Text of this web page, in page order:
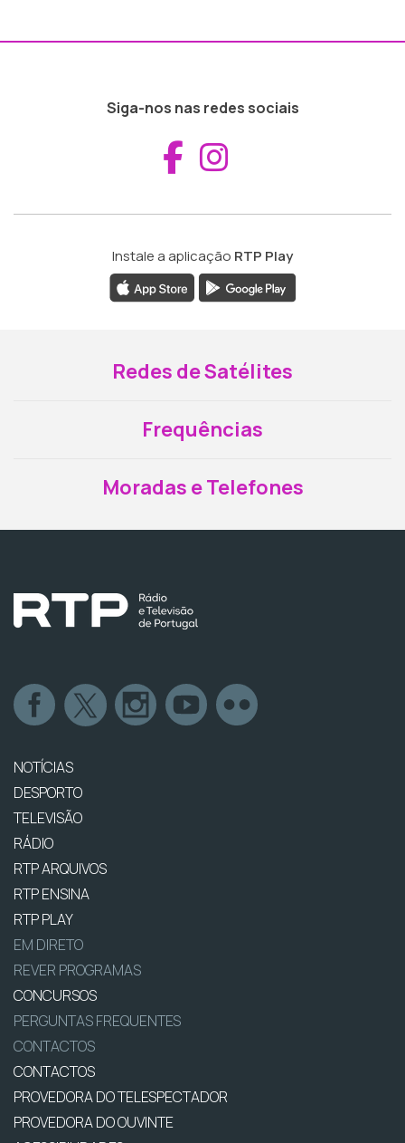
Siga-nos nas redes sociais
Aceder ao
Instale a aplicação RTP Play
Redes de Satélites
Frequências
Moradas e Telefones
NOTÍCIAS
DESPORTO
TELEVISÃO
RÁDIO
RTP ARQUIVOS
RTP ENSINA
RTP PLAY
EM DIRETO
REVER PROGRAMAS
CONCURSOS
PERGUNTAS FREQUENTES
CONTACTOS
CONTACTOS
PROVEDORA DO TELESPECTADOR
PROVEDORA DO OUVINTE